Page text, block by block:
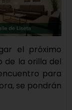
el próximo
de la orilla del
para
se pondrán